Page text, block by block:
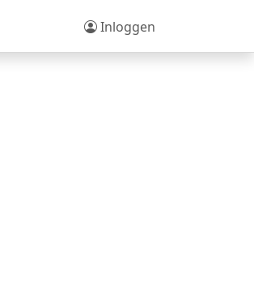
Inloggen